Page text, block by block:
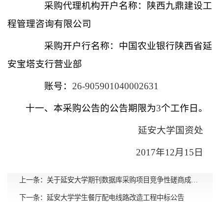
采购代理机构开户名称：陕西九鼎建设工
程管理咨询有限公司
采购开户行名称：中国农业银行陕西省延
安宝塔支行营业部
账号： 26-905901040002631
十一、本采购公告的公告期限为3个工作日。
延安大学国资处
2017年12月15日
上一条：
下一条： 延安大学学生餐厅配电线路改造工程中标公告